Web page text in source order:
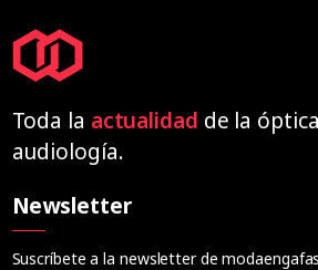
Toda la actualidad de la
audiología.
Newsletter
Suscríbete a la newsletter de